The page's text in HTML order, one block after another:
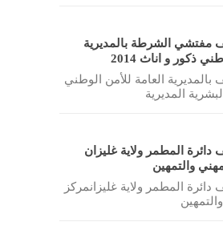
مفتشي الشرطة بالمديرية
ذكور و اناث 2014
العامة للأمن الوطني
المديرية
دائرة المطمر ولاية غليزان
والتمهين
المطمر ولاية غليزانمركز